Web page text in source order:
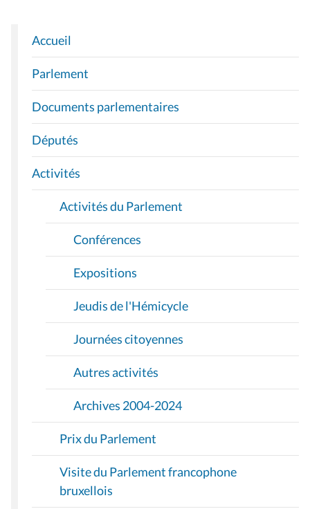
N
A
V
I
G
A
T
I
O
Accueil
Parlement
Documents parlementaires
Députés
Activités
Activités du Parlement
Conférences
Expositions
Jeudis de l'Hémicycle
Journées citoyennes
Autres activités
Archives 2004-2024
Prix du Parlement
Visite du Parlement francophone
bruxellois